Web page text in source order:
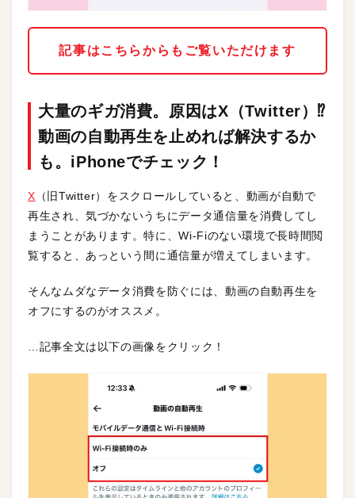
記事はこちらからもご覧いただけます
大量のギガ消費。原因はX（Twitter）⁉︎
動画の自動再生を止めれば解決するか
も。iPhoneでチェック！
X （旧Twitter）をスクロールしていると、動画が自動で
再生され、気づかないうちにデータ通信量を消費してし
まうことがあります。特に、Wi-Fiのない環境で長時間閲
覧すると、あっという間に通信量が増えてしまいます。
そんなムダなデータ消費を防ぐには、動画の自動再生を
オフにするのがオススメ。
…記事全文は以下の画像をクリック！